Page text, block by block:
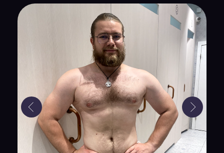
ускоритьсяи сразу
принял решение
это сделать
Ровно через 3 дня нашел обучение
про идеальные дни твоей жизни где